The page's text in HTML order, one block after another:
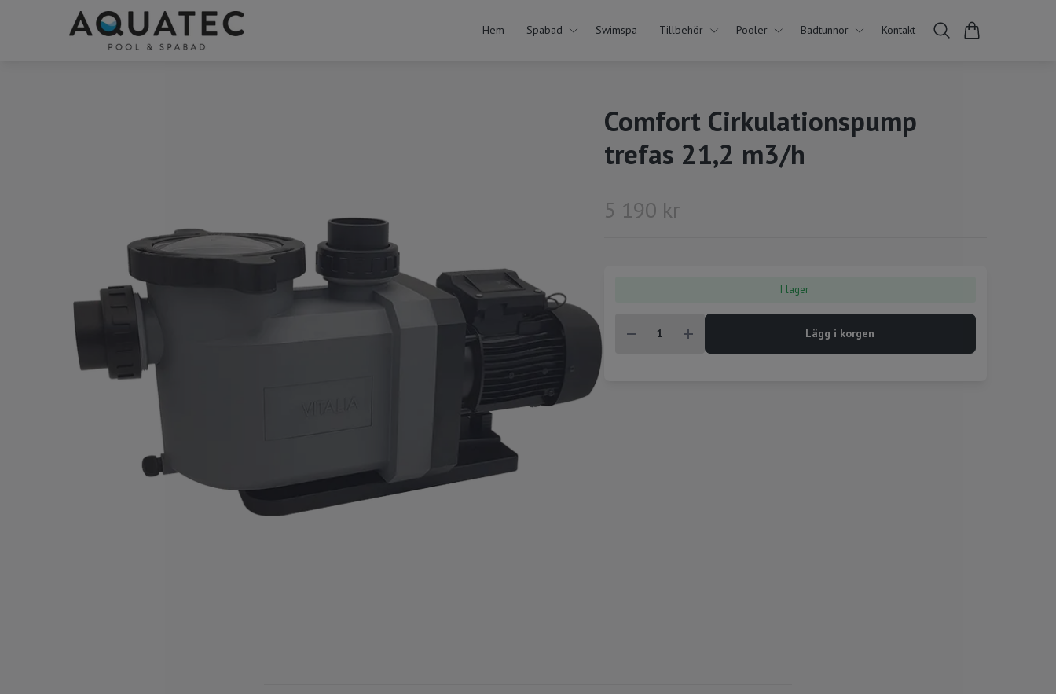
Hem Spabad Swimspa Tillbehör Pooler Badtunnor Kontakt
Comfort Cirkulationspump
trefas 21,2 m3/h
5 190 kr
I lager
Lägg i korgen